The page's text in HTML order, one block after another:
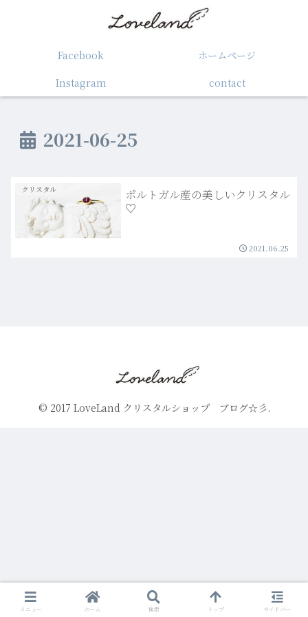
Facebook
ホームぺージ
Instagram
contact
2021-06-25
クリスタル
ポルトガル産の美しいクリスタル
♡
2021.06.25
© 2017 LoveLand クリスタルショップ ブログ☆彡.
メニュー ホーム 検索 トップ サイドバー